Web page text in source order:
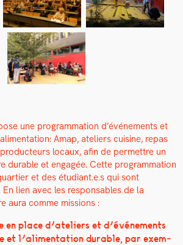
une pro­gram­ma­tion d’événements et
Amap, ate­liers cui­sine, repas
locaux, afin de per­me­t­tre un
durable et engagée. Cette pro­gram­ma­tion
et des étudiant.e.s qui sont
En lien avec les respon­s­ables de la
aura comme mis­sions :
place d’ateliers et d’événements
et l’alimentation durable, par exem­